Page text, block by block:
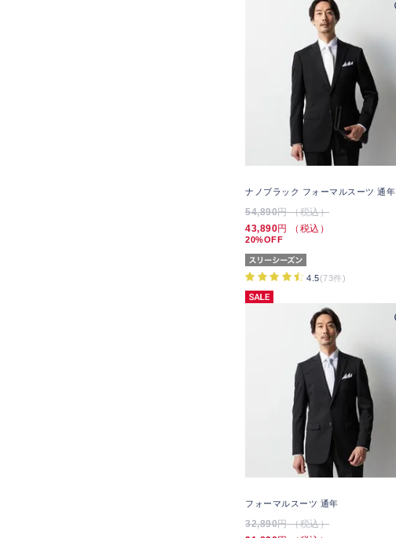
ナノブラック フォーマルスーツ 通年
54,890円 （税込）
43,890円 （税込）
20%OFF
4.5(73件)
フォーマルスーツ 通年
32,890円 （税込）